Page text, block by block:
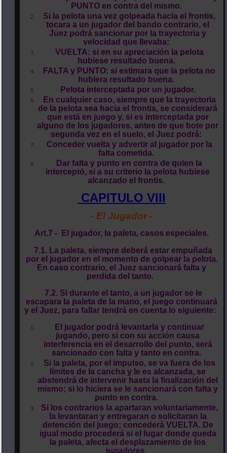
PUNTO en contra del mismo.
Si la pelota una vez golpeada hacia el frontis,
tocara a un jugador del bando contrario, el
Juez podrá sancionar por la trayectoria y
velocidad que llevaba:
VUELTA: si en su apreciación la pelota
hubiese resultado buena.
FALTA y PUNTO: si estimara que la pelota no
hubiera resultado buena.
Pelota interceptada por un jugador.
En cualquier caso, siempre que la trayectoria
de la pelota sea hacia el frontis, se considerará
que está en juego y, si es interceptada por
alguno de los jugadores, antes de que bote por
segunda vez en el suelo, el Juez podrá:
Conceder vuelta y advertir al jugador por la
falta cometida.
Dar falta y punto en contra de quien la
interceptó, si a su criterio la pelota hubiese
alcanzado el frontis.
CAPITULO VIII
- El Jugador -
Art.7 - El jugador, la paleta, casos especiales.
7.1. La paleta, siempre deberá estar empuñada
por el jugador en el momento de golpear la pelota.
En caso contrario, el Juez sancionará falta y
perdida del tanto.
7.2. Si durante el tanto, a un jugador se le
escapara la paleta de la mano, el juego continuará
y el Juez, para fallar tendrá en cuenta lo siguiente:
El jugador podrá levantarla y continuar
jugando, pero si con su acción causa
interferencia en el desarrollo del punto, será
sancionado con falta y tanto en contra.
Si la paleta, por el impulso, se va fuera de los
límites de la cancha y le es alcanzada, se
abstendrá de intervenir hasta la finalización del
mismo; si lo hiciera se le sancionará con falta y
punto en contra.
Si los contrarios la apartaran voluntariamente,
la levantaran y entregaran o solicitaran la
detención del juego; concederá VUELTA. De
igual modo procederá si el lugar donde queda
la paleta, afecta el desplazamiento de los
jugadores.